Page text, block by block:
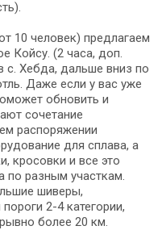
10 человек) предлагаем
Койсу. (2 часа, доп.
с. Хебда, дальше вниз по
Даже если у вас уже
обновить и
сочетание
распоряжении
для сплава, а
кросовки и все это
по разным участкам.
шиверы,
2-4 категории,
более 20 км.